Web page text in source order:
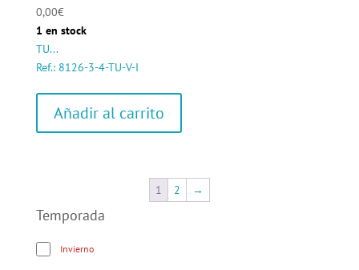
0,00€
1 en stock
TU...
Ref.: 8126-3-4-TU-V-I
Añadir al carrito
1 2 →
Temporada
Invierno